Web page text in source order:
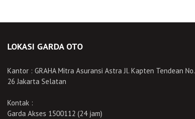
LOKASI GARDA OTO
Kantor : GRAHA Mitra Asuransi Astra Jl. Kapten Tendean No.
26 Jakarta Selatan
Kontak :
Garda Akses 1500112 (24 jam)